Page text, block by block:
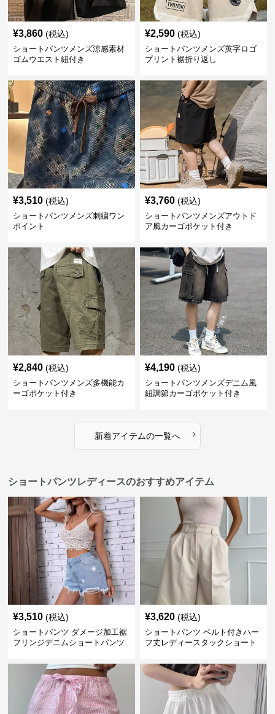
¥3,860 (税込)
ショートパンツメンズ涼感素材
ゴムウエスト紐付き
¥2,590 (税込)
ショートパンツメンズ英字ロゴ
プリント裾折り返し
¥3,510 (税込)
ショートパンツメンズ刺繍ワン
ポイント
¥3,760 (税込)
ショートパンツメンズアウトド
ア風カーゴポケット付き
¥2,840 (税込)
ショートパンツメンズ多機能カ
ーゴポケット付き
¥4,190 (税込)
ショートパンツメンズデニム風
紐調節カーゴポケット付き
新着アイテムの一覧へ ›
ショートパンツレディースのおすすめアイテム
¥3,510 (税込)
ショートパンツ ダメージ加工裾
フリンジデニムショートパンツ
¥3,620 (税込)
ショートパンツ ベルト付きハー
フ丈レディースタックショート